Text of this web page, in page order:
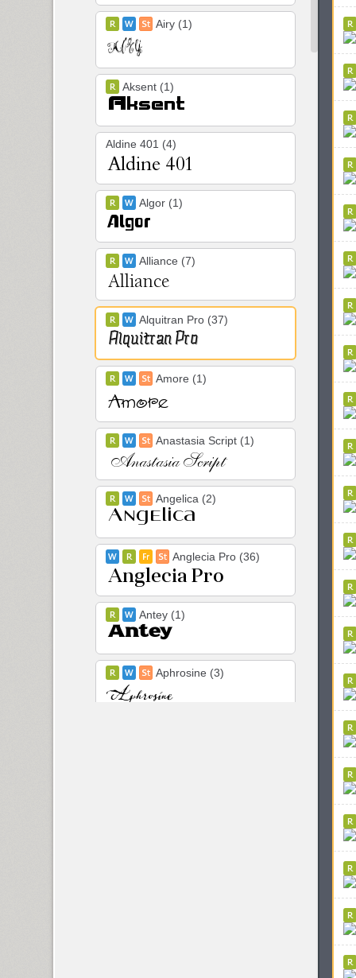
Airy (1)
Aksent (1)
Aldine 401 (4)
Algor (1)
Alliance (7)
Alquitran Pro (37)
Amore (1)
Anastasia Script (1)
Angelica (2)
Anglecia Pro (36)
Antey (1)
Aphrosine (3)